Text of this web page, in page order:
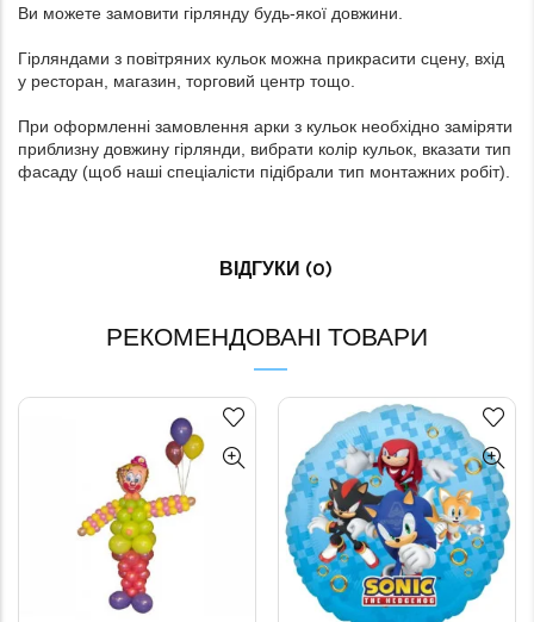
Ви можете замовити гірлянду будь-якої довжини.
Гірляндами з повітряних кульок можна прикрасити сцену, вхід
у ресторан, магазин, торговий центр тощо.
При оформленні замовлення арки з кульок необхідно заміряти
приблизну довжину гірлянди, вибрати колір кульок, вказати тип
фасаду (щоб наші спеціалісти підібрали тип монтажних робіт).
ВІДГУКИ (0)
РЕКОМЕНДОВАНІ ТОВАРИ